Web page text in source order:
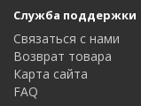
Служба поддержки
Связаться с нами
Возврат товара
Карта сайта
FAQ